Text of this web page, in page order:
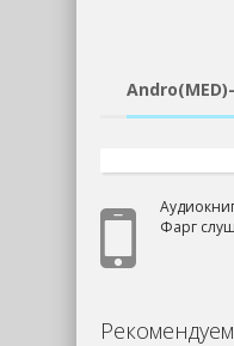
Фарг